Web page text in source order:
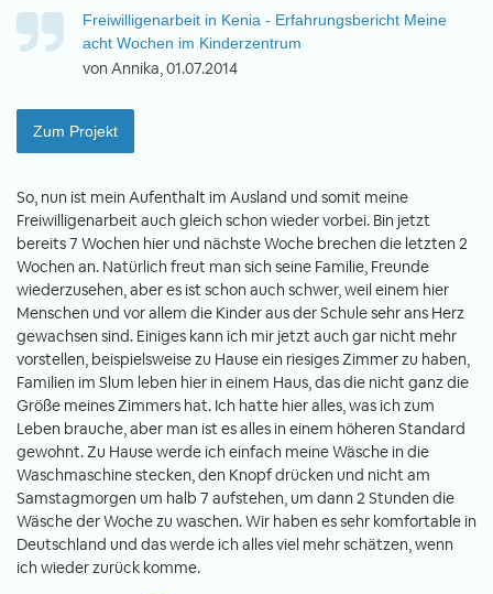
Freiwilligenarbeit in Kenia - Erfahrungsbericht Meine
acht Wochen im Kinderzentrum
von Annika, 01.07.2014
Zum Projekt
So, nun ist mein Aufenthalt im Ausland und somit meine
Freiwilligenarbeit auch gleich schon wieder vorbei. Bin jetzt
bereits 7 Wochen hier und nächste Woche brechen die letzten 2
Wochen an. Natürlich freut man sich seine Familie, Freunde
wiederzusehen, aber es ist schon auch schwer, weil einem hier
Menschen und vor allem die Kinder aus der Schule sehr ans Herz
gewachsen sind. Einiges kann ich mir jetzt auch gar nicht mehr
vorstellen, beispielsweise zu Hause ein riesiges Zimmer zu haben,
Familien im Slum leben hier in einem Haus, das die nicht ganz die
Größe meines Zimmers hat. Ich hatte hier alles, was ich zum
Leben brauche, aber man ist es alles in einem höheren Standard
gewohnt. Zu Hause werde ich einfach meine Wäsche in die
Waschmaschine stecken, den Knopf drücken und nicht am
Samstagmorgen um halb 7 aufstehen, um dann 2 Stunden die
Wäsche der Woche zu waschen. Wir haben es sehr komfortable in
Deutschland und das werde ich alles viel mehr schätzen, wenn
ich wieder zurück komme.